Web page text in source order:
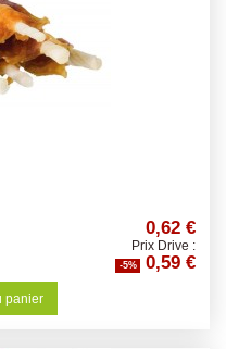
0,62 €
Prix Drive :
-5% 0,59 €
panier